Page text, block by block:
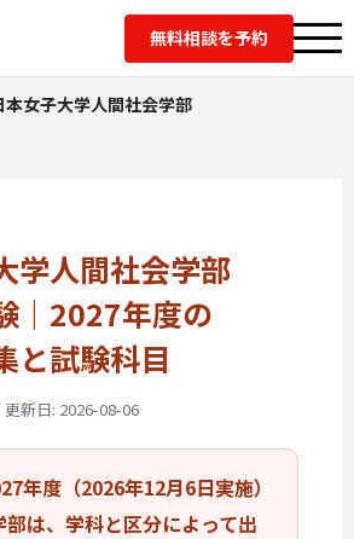
無料相談を予約
本女子大学人間社会学部
学人間社会学部
2027年度の
と試験科目
新日: 2026-08-06
年度（2026年12月6日実施）
は、学科と区分によって出